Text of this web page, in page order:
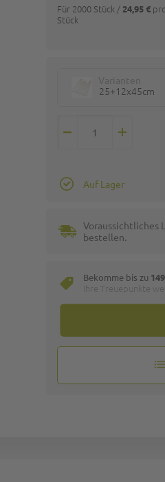
Für 2000 Stück / 24,95 €
Stück
25+12x45cm
Auf Lager
Voraussichtliches
bestellen.
Bekomme bis zu